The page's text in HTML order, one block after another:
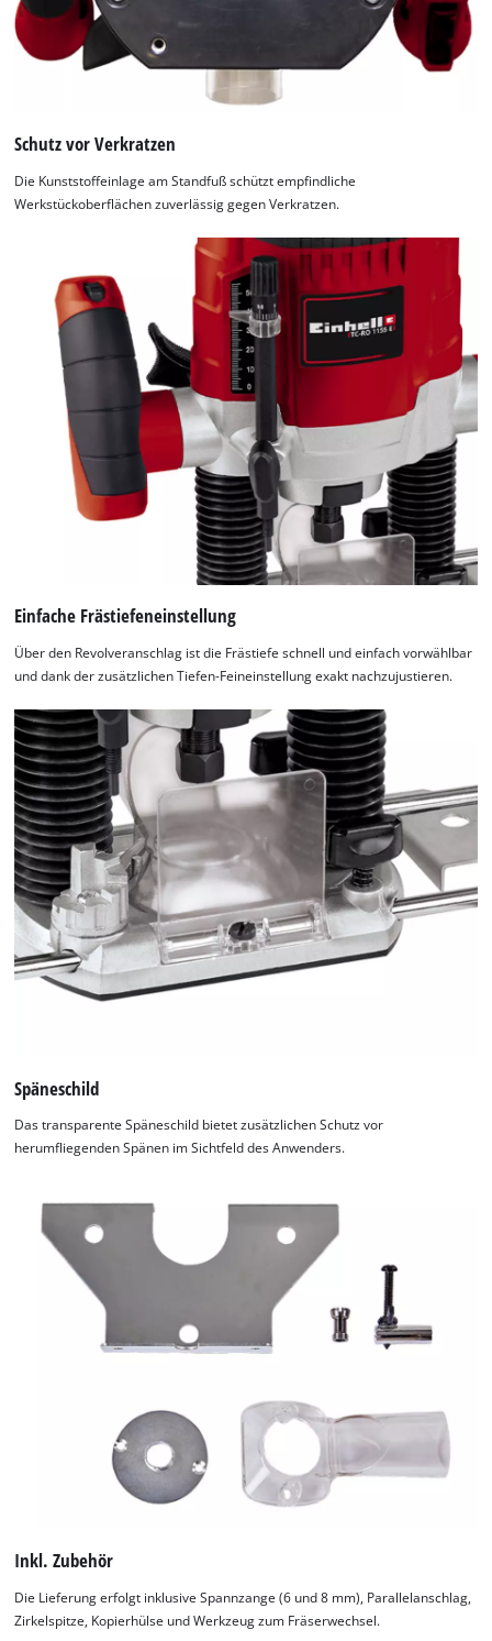
Schutz vor Verkratzen
Die Kunststoffeinlage am Standfuß schützt empfindliche
Werkstückoberflächen zuverlässig gegen Verkratzen.
Einfache Frästiefeneinstellung
Über den Revolveranschlag ist die Frästiefe schnell und einfach vorwählbar
und dank der zusätzlichen Tiefen-Feineinstellung exakt nachzujustieren.
Späneschild
Das transparente Späneschild bietet zusätzlichen Schutz vor
herumfliegenden Spänen im Sichtfeld des Anwenders.
Inkl. Zubehör
Die Lieferung erfolgt inklusive Spannzange (6 und 8 mm), Parallelanschlag,
Zirkelspitze, Kopierhülse und Werkzeug zum Fräserwechsel.